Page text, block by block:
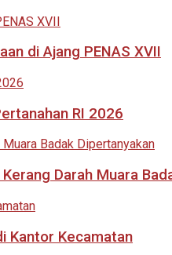
di Ajang PENAS XVII
RI 2026
Darah Muara
Kantor Kecamatan